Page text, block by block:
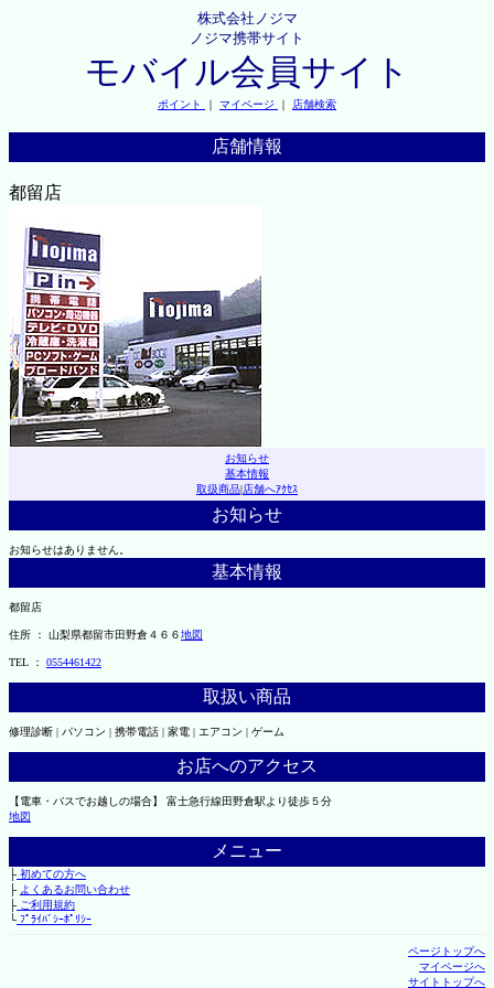
株式会社ノジマ
ノジマ携帯サイト
モバイル会員サイト
ポイント ｜ マイページ ｜ 店舗検索
店舗情報
都留店
お知らせ
基本情報
取扱商品|店舗へｱｸｾｽ
お知らせ
お知らせはありません。
基本情報
都留店
住所 ： 山梨県都留市田野倉４６６地図
TEL ： 0554461422
取扱い商品
修理診断 | パソコン | 携帯電話 | 家電 | エアコン | ゲーム
お店へのアクセス
【電車・バスでお越しの場合】 富士急行線田野倉駅より徒歩５分
地図
メニュー
├初めての方へ
├ よくあるお問い合わせ
├ご利用規約
└ﾌﾟﾗｲﾊﾞｼｰﾎﾟﾘｼｰ
ページトップへ
マイページへ
サイトトップへ